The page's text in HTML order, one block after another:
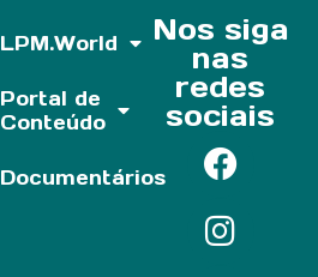
LPM.World
Portal de
Conteúdo
Documentários
Nos siga
nas
redes
sociais